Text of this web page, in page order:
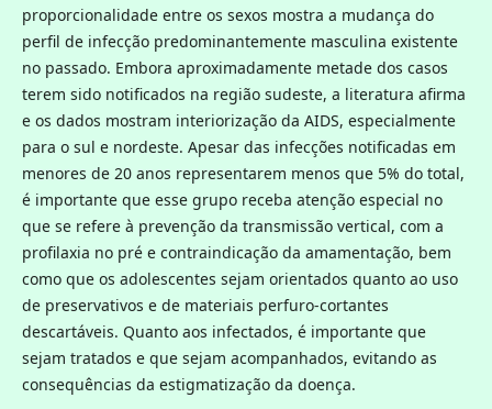
proporcionalidade entre os sexos mostra a mudança do
perfil de infecção predominantemente masculina existente
no passado. Embora aproximadamente metade dos casos
terem sido notificados na região sudeste, a literatura afirma
e os dados mostram interiorização da AIDS, especialmente
para o sul e nordeste. Apesar das infecções notificadas em
menores de 20 anos representarem menos que 5% do total,
é importante que esse grupo receba atenção especial no
que se refere à prevenção da transmissão vertical, com a
profilaxia no pré e contraindicação da amamentação, bem
como que os adolescentes sejam orientados quanto ao uso
de preservativos e de materiais perfuro-cortantes
descartáveis. Quanto aos infectados, é importante que
sejam tratados e que sejam acompanhados, evitando as
consequências da estigmatização da doença.